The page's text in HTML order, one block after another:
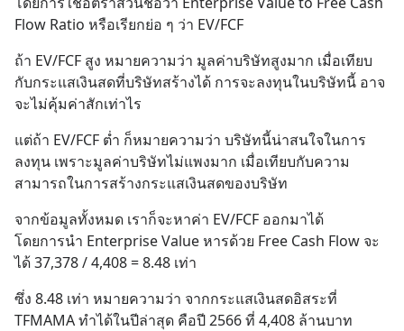
Flow Ratio หรือเรียกย่อ ๆ ว่า EV/FCF
ถ้า EV/FCF สูง หมายความว่า มูลค่าบริษัทสูงมาก เมื่อเทียบ
กับกระแสเงินสดที่บริษัทสร้างได้ การจะลงทุนในบริษัทนี้ อาจ
จะไม่คุ้มค่าสักเท่าไร
แต่ถ้า EV/FCF ต่ำ ก็หมายความว่า บริษัทนี้น่าสนใจในการ
ลงทุน เพราะมูลค่าบริษัทไม่แพงมาก เมื่อเทียบกับความ
สามารถในการสร้างกระแสเงินสดของบริษัท
จากข้อมูลทั้งหมด เราก็จะหาค่า EV/FCF ออกมาได้
โดยการนำ Enterprise Value หารด้วย Free Cash Flow จะ
ได้ 37,378 / 4,408 = 8.48 เท่า
ซึ่ง 8.48 เท่า หมายความว่า จากกระแสเงินสดอิสระที่
TFMAMA ทำได้ในปีล่าสุด คือปี 2566 ที่ 4,408 ล้านบาท